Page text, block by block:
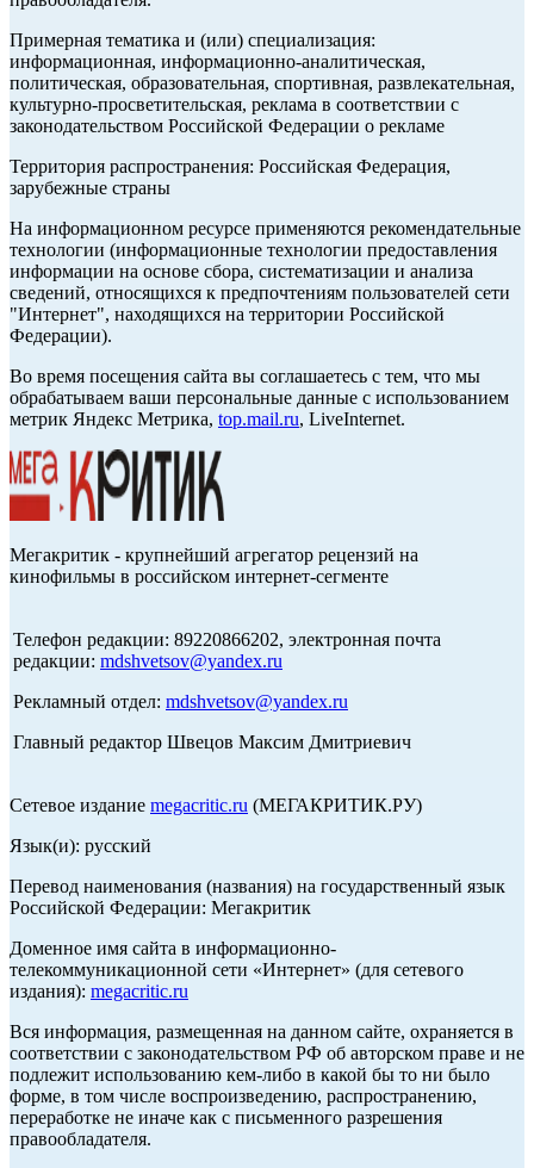
Примерная тематика и (или) специализация:
информационная, информационно-аналитическая,
политическая, образовательная, спортивная, развлекательная,
культурно-просветительская, реклама в соответствии с
законодательством Российской Федерации о рекламе
Территория распространения: Российская Федерация,
зарубежные страны
На информационном ресурсе применяются рекомендательные
технологии (информационные технологии предоставления
информации на основе сбора, систематизации и анализа
сведений, относящихся к предпочтениям пользователей сети
"Интернет", находящихся на территории Российской
Федерации).
Во время посещения сайта вы соглашаетесь с тем, что мы
обрабатываем ваши персональные данные с использованием
метрик Яндекс Метрика, top.mail.ru, LiveInternet.
Мегакритик - крупнейший агрегатор рецензий на
кинофильмы в российском интернет-сегменте
Телефон редакции: 89220866202, электронная почта
редакции: mdshvetsov@yandex.ru
Рекламный отдел: mdshvetsov@yandex.ru
Главный редактор Швецов Максим Дмитриевич
Сетевое издание megacritic.ru (МЕГАКРИТИК.РУ)
Язык(и): русский
Перевод наименования (названия) на государственный язык
Российской Федерации: Мегакритик
Доменное имя сайта в информационно-
телекоммуникационной сети «Интернет» (для сетевого
издания): megacritic.ru
Вся информация, размещенная на данном сайте, охраняется в
соответствии с законодательством РФ об авторском праве и не
подлежит использованию кем-либо в какой бы то ни было
форме, в том числе воспроизведению, распространению,
переработке не иначе как с письменного разрешения
правообладателя.